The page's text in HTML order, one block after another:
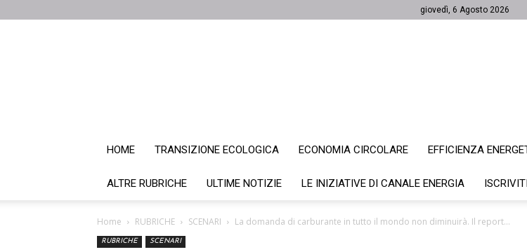
giovedì, 6 Agosto 2026
HOME TRANSIZIONE ECOLOGICA ECONOMIA CIRCOLARE EFFICIENZA
ALTRE RUBRICHE ULTIME NOTIZIE LE INIZIATIVE DI CANALE ENERGIA
Home RUBRICHE SCENARI La domanda di carburante in tutto il mondo non diminuirà. Il report...
RUBRICHE SCENARI